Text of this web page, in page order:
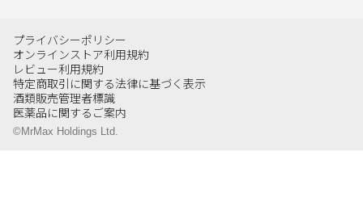
プライバシーポリシー
オンラインストア利用規約
レビュー利用規約
特定商取引に関する法律に基づく表示
酒類販売管理者標識
医薬品に関するご案内
©MrMax Holdings Ltd.